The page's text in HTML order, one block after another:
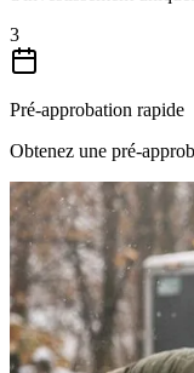
3
Pré-approbation rapide
Obtenez une pré-